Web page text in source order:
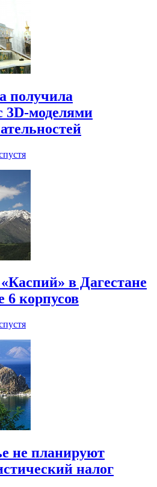
получила
3D-моделями
в Дагестане
6 корпусов
не планируют
налог